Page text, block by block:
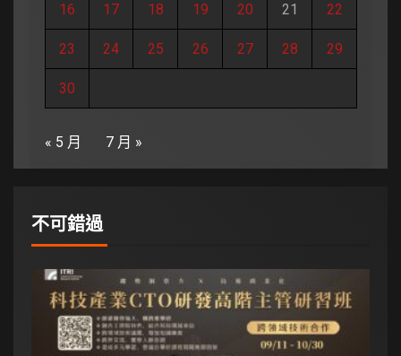
16 17 18 19 20 21 22
23 24 25 26 27 28 29
30
« 5 月 7 月 »
不可錯過